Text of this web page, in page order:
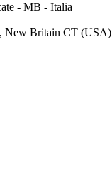
- MB - Italia
New Britain CT (USA)